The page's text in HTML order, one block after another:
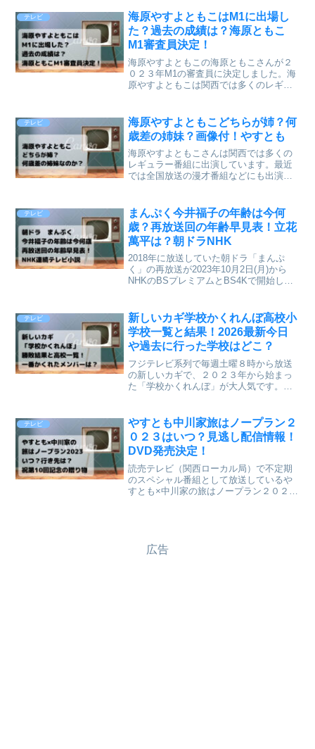
アフリーで日本全国のラジオを聴くこと
ができるようにな...
テレビ
海原やすよともこはM1に出場し
た？過去の成績は？海原ともこ
M1審査員決定！
海原やすよともこの海原ともこさんが２
０２３年M1の審査員に決定しました。海
原やすよともこは関西では多くのレギュ
となっています。海原やすよともこさん
は過去にM1に出場した...
テレビ
海原やすよともこどちらが姉？何
歳差の姉妹？画像付！やすとも
海原やすよともこさんは関西では多くの
レギュラー番組に出演しています。最近
では全国放送の漫才番組などにも出演
思いますが、どちらが姉なのか分からな
い人も多いと思いますので、...
テレビ
まんぷく今井福子の年齢は今何
歳？再放送回の年齢早見表！立花
萬平は？朝ドラNHK
2018年に放送していた朝ドラ「まんぷ
く」の再放送が2023年10月2日(月)から
NHKのBSプレミアムとBS4Kで開始しま
らなくなることがよくあると思います。
まんぷく...
テレビ
新しいカギ学校かくれんぼ高校小
学校一覧と結果！2026最新今日
や過去に行った学校はどこ？
フジテレビ系列で毎週土曜８時から放送
の新しいカギで、２０２３年から始まっ
た「学校かくれんぼ」が大人気です。今
ます。新しいカギ学校かくれんぼ歴代高
校小学校とゲスト一覧今ま...
テレビ
やすとも中川家旅はノープラン２
０２３はいつ？見逃し配信情報！
DVD発売決定！
読売テレビ（関西ローカル局）で不定期
のスペシャル番組として放送しているや
すとも×中川家の旅はノープラン２０２３
広告